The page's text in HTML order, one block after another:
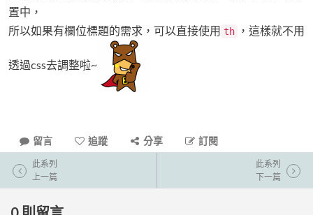
置中，
所以如果有欄位標題的需求，可以直接使用 th ，這樣就不用
透過css去調整啦~
留言 追蹤 分享 訂閱
此系列
上一篇
此系列
下一篇